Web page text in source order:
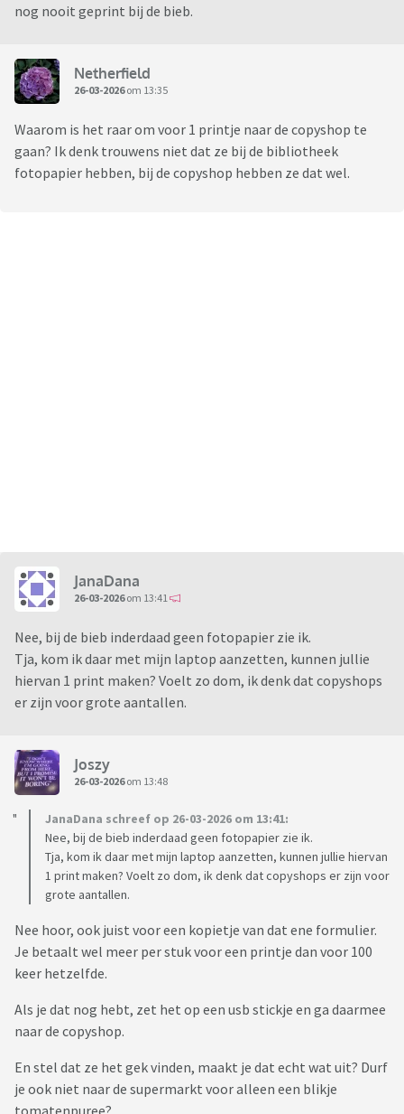
nog nooit geprint bij de bieb.
Netherfield
26-03-2026om 13:35
Waarom is het raar om voor 1 printje naar de copyshop te
gaan? Ik denk trouwens niet dat ze bij de bibliotheek
fotopapier hebben, bij de copyshop hebben ze dat wel.
JanaDana
26-03-2026om 13:41
Nee, bij de bieb inderdaad geen fotopapier zie ik.
Tja, kom ik daar met mijn laptop aanzetten, kunnen jullie
hiervan 1 print maken? Voelt zo dom, ik denk dat copyshops
er zijn voor grote aantallen.
Joszy
26-03-2026om 13:48
JanaDana schreef op 26-03-2026 om 13:41:
Nee, bij de bieb inderdaad geen fotopapier zie ik.
Tja, kom ik daar met mijn laptop aanzetten, kunnen jullie hiervan
1 print maken? Voelt zo dom, ik denk dat copyshops er zijn voor
grote aantallen.
Nee hoor, ook juist voor een kopietje van dat ene formulier.
Je betaalt wel meer per stuk voor een printje dan voor 100
keer hetzelfde.
Als je dat nog hebt, zet het op een usb stickje en ga daarmee
naar de copyshop.
En stel dat ze het gek vinden, maakt je dat echt wat uit? Durf
je ook niet naar de supermarkt voor alleen een blikje